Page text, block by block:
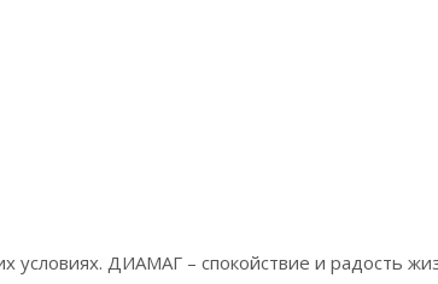
условиях. ДИАМАГ – спокойствие и радость